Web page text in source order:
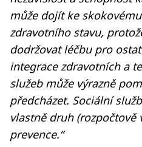
může dojít ke
zdravotního stavu,
dodržovat léčbu pro
integrace zdravotních a
služeb může výrazně
předcházet. Sociální
vlastně druh (rozpočtově
prevence.“